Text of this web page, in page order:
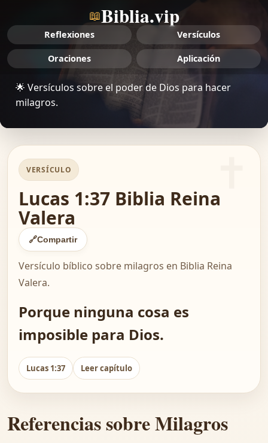
📖Biblia.vip
Reflexiones Versículos
Oraciones Aplicación
🌟 Versículos sobre el poder de Dios para hacer
milagros.
VERSÍCULO
Lucas 1:37 Biblia Reina
Valera
🔗Compartir
Versículo bíblico sobre milagros en Biblia Reina
Valera.
Porque ninguna cosa es
imposible para Dios.
Lucas 1:37 Leer capítulo
Referencias sobre Milagros